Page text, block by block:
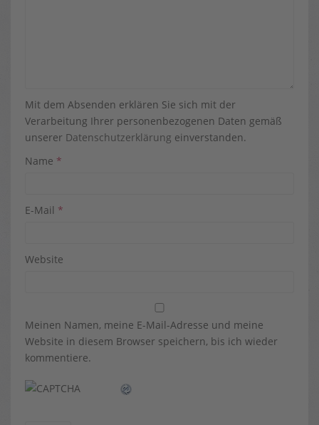
Mit dem Absenden erklären Sie sich mit der
Verarbeitung Ihrer personenbezogenen Daten gemäß
unserer Datenschutzerklärung einverstanden.
Name *
E-Mail *
Website
Meinen Namen, meine E-Mail-Adresse und meine
Website in diesem Browser speichern, bis ich wieder
kommentiere.